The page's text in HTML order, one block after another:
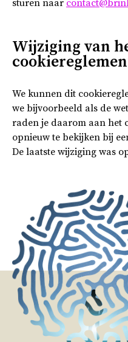
sturen naar
Wijziging van
We kunnen dit
we bijvoorbeeld als de
raden je daarom aan het
opnieuw te bekijken bij
De laatste wijziging was